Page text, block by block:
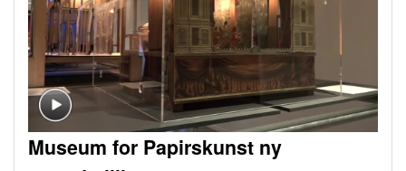
Museum for Papirskunst ny